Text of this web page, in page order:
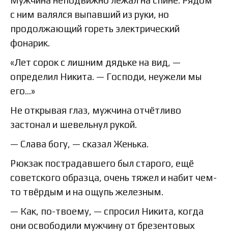
с ним валялся выпавший из руки, но
продолжающий гореть электрический
фонарик.
«Лет сорок с лишним дядьке на вид, —
определил Никита. — Господи, неужели мы
его…»
Не открывая глаз, мужчина отчётливо
застонал и шевельнул рукой.
— Слава богу, — сказал Женька.
Рюкзак пострадавшего был старого, ещё
советского образца, очень тяжел и набит чем-
то твёрдым и на ощупь железным.
— Как, по-твоему, — спросил Никита, когда
они освободили мужчину от брезентовых